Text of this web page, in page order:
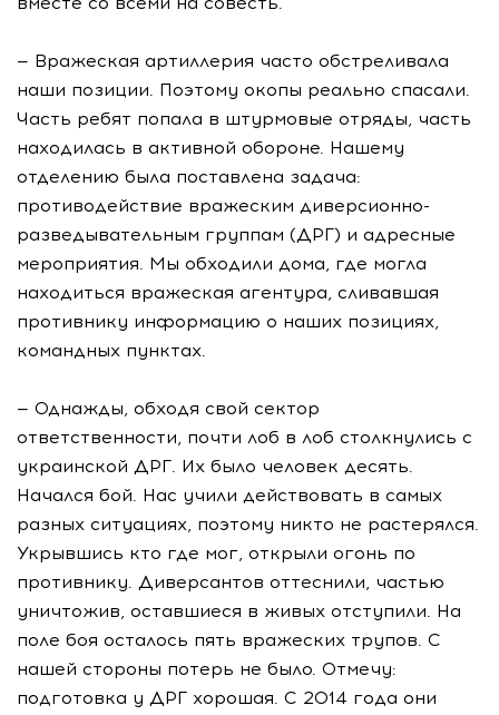
— Вражеская артиллерия часто обстреливала
наши позиции. Поэтому окопы реально спасали.
Часть ребят попала в штурмовые отряды, часть
находилась в активной обороне. Нашему
отделению была поставлена задача:
противодействие вражеским диверсионно-
разведывательным группам (ДРГ) и адресные
мероприятия. Мы обходили дома, где могла
находиться вражеская агентура, сливавшая
противнику информацию о наших позициях,
командных пунктах.
— Однажды, обходя свой сектор
ответственности, почти лоб в лоб столкнулись с
украинской ДРГ. Их было человек десять.
Начался бой. Нас учили действовать в самых
разных ситуациях, поэтому никто не растерялся.
Укрывшись кто где мог, открыли огонь по
противнику. Диверсантов оттеснили, частью
уничтожив, оставшиеся в живых отступили. На
поле боя осталось пять вражеских трупов. С
нашей стороны потерь не было. Отмечу:
подготовка у ДРГ хорошая. С 2014 года они